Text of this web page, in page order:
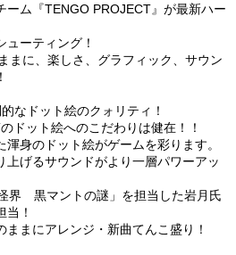
ーム『TENGO PROJECT』が最新ハー
ーティング！
まに、楽しさ、グラフィック、サウン
なドット絵のクォリティ！
ドット絵へのこだわりは健在！！
身のドット絵がゲームを彩ります。
上げるサウンドがより一層パワーアッ
界 黒マントの謎」を担当した岩月氏
！
まにアレンジ・新曲てんこ盛り！